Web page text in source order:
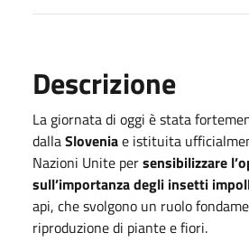
Descrizione
La giornata di oggi è stata
dallaSloveniae istituita
Nazioni Unite persensibilizzare
sull’importanza degli insetti
api, che svolgono un ruolo
riproduzione di piante e fiori.